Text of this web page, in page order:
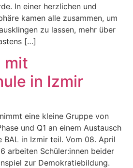
In einer herzlichen und
kamen alle zusammen, um
zu lassen, mehr über
[…]
mit
in Izmir
eine kleine Gruppe von
und Q1 an einem Austausch
BAL in Izmir teil. Vom 08. April
arbeiten Schüler:innen beider
zur Demokratiebildung.